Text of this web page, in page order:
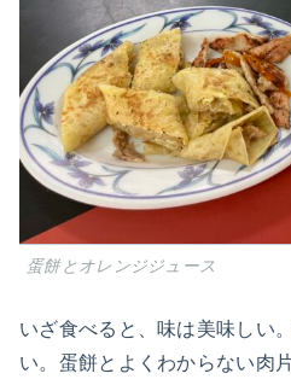
蛋餅とオレンジジュース
いざ食べると、味は美味しい
い。蛋餅とよくわからない肉